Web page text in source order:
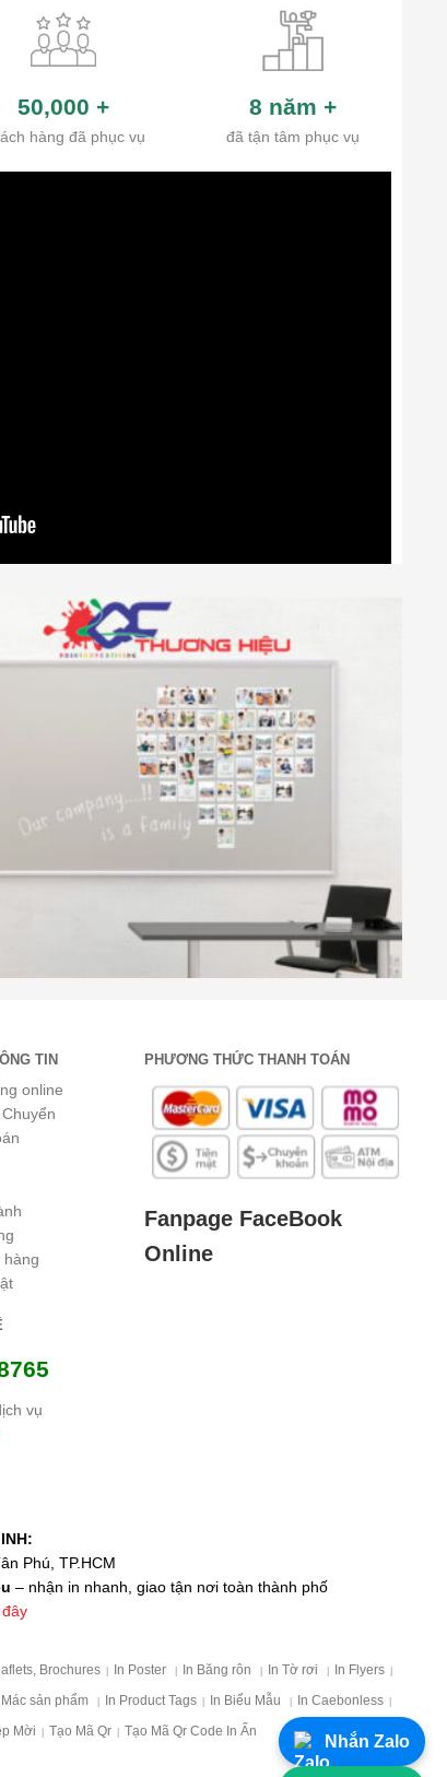
50,000 +
hàng đã phục vụ
8 năm +
đã tận tâm phục vụ
TIN
online
hàng
vụ
PHƯƠNG THỨC THANH TOÁN
Fanpage FaceBook
Online
Phú, TP.HCM
– nhận in nhanh, giao tận nơi toàn thành phố
Brochures In Poster In Băng rôn In Tờ rơi In Flyers
Mác sản phẩm In Product Tags In Biểu Mẫu In Caebonless
Mời Tạo Mã Qr Tạo Mã Qr Code In Ấn
Nhắn Zalo